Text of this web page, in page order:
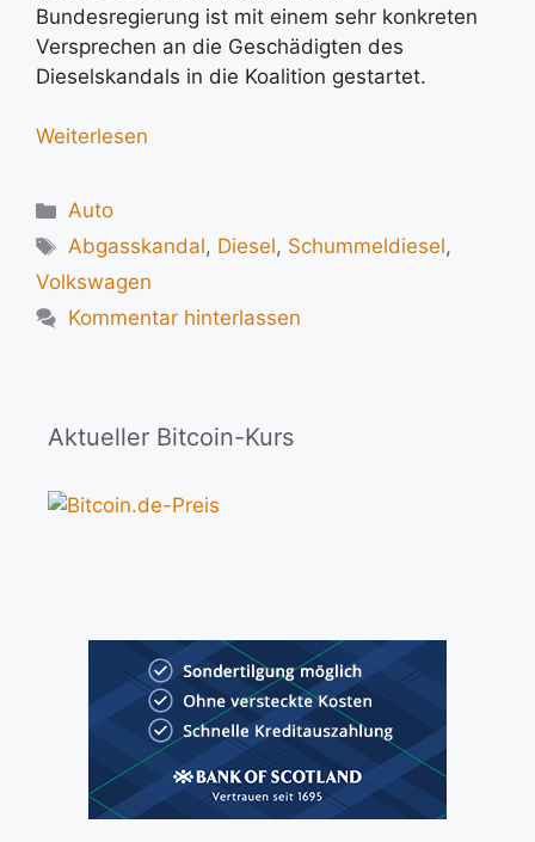
Bundesregierung ist mit einem sehr konkreten
Versprechen an die Geschädigten des
Dieselskandals in die Koalition gestartet.
Weiterlesen
Kategorien
Auto
Schlagwörter
Abgasskandal, Diesel, Schummeldiesel,
Volkswagen
Kommentar hinterlassen
Aktueller Bitcoin-Kurs